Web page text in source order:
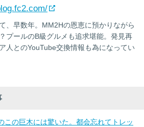
、早数年。MM2Hの恩恵に預かりながら
プールのB級グルメも追求堪能。発見再
人とのYouTube交換情報も為になってい
この巨木には驚いた。都会忘れてトレッ